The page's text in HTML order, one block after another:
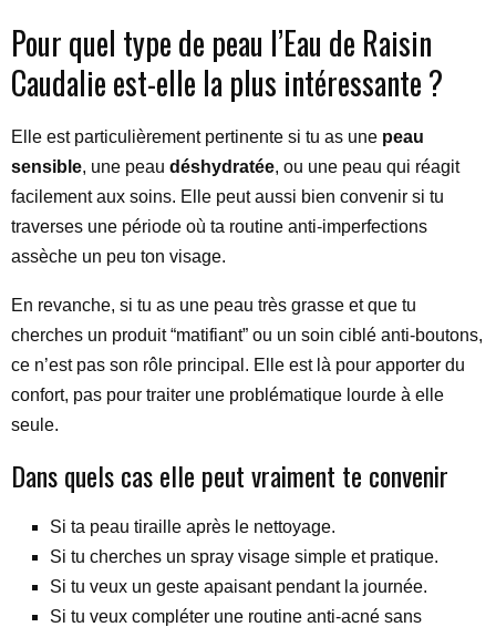
Pour quel type de peau l’Eau de Raisin
Caudalie est-elle la plus intéressante ?
Elle est particulièrement pertinente si tu as une peau
sensible, une peau déshydratée, ou une peau qui réagit
facilement aux soins. Elle peut aussi bien convenir si tu
traverses une période où ta routine anti-imperfections
assèche un peu ton visage.
En revanche, si tu as une peau très grasse et que tu
cherches un produit “matifiant” ou un soin ciblé anti-boutons,
ce n’est pas son rôle principal. Elle est là pour apporter du
confort, pas pour traiter une problématique lourde à elle
seule.
Dans quels cas elle peut vraiment te convenir
Si ta peau tiraille après le nettoyage.
Si tu cherches un spray visage simple et pratique.
Si tu veux un geste apaisant pendant la journée.
Si tu veux compléter une routine anti-acné sans